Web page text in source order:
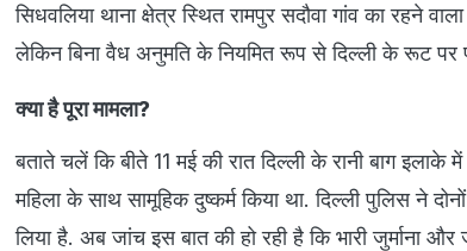
सिधवलिया थाना क्षेत्र स्थित रामपुर सदौवा गांव का रहने
लेकिन बिना वैध अनुमति के नियमित रूप से दिल्ली के रूट पर
क्या है पूरा मामला?
बताते चलें कि बीते 11 मई की रात दिल्ली के रानी बाग
महिला के साथ सामूहिक दुष्कर्म किया था. दिल्ली पुलिस ने
लिया है. अब जांच इस बात की हो रही है कि भारी जुर्माना